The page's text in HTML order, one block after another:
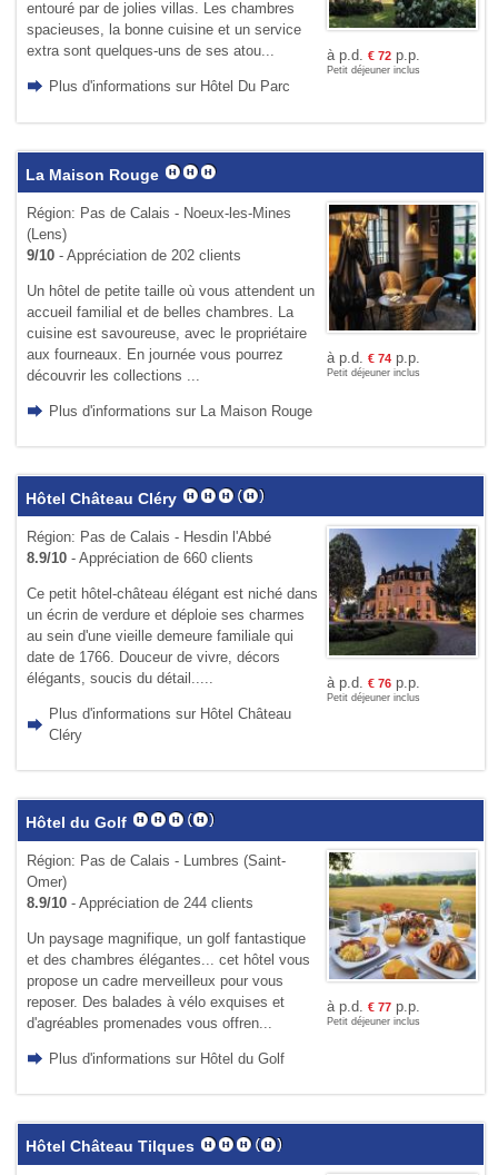
entouré par de jolies villas. Les cham­bres
spacieuses, la bonne cuisine et un service
extra sont quelques-uns de ses atou...
Plus d'informations sur Hôtel Du Parc
à p.d. € 72p.p.
Petit déjeuner inclus
La Maison Rouge
Région: Pas de Calais - Noeux-les-Mines
(Lens)
9/10- Appréciation de 202 clients
Un hôtel de petite taille où vous attendent un
accueil familial et de belles chambres. La
cuisine est savoureuse, avec le propriétaire
aux fourneaux. En journée vous pourrez
découvrir les collections ...
Plus d'informations sur La Maison Rouge
à p.d. € 74p.p.
Petit déjeuner inclus
Hôtel Château Cléry
Région: Pas de Calais - Hesdin l'Abbé
8.9/10- Appréciation de 660 clients
Ce petit hôtel-château élégant est niché dans
un écrin de verdure et déploie ses charmes
au sein d'une vieille demeure familiale qui
date de 1766. Douceur de vivre, décors
élégants, soucis du détail.....
Plus d'informations sur Hôtel Château
Cléry
à p.d. € 76p.p.
Petit déjeuner inclus
Hôtel du Golf
Région: Pas de Calais - Lumbres (Saint-
Omer)
8.9/10- Appréciation de 244 clients
Un paysage magnifique, un golf fantastique
et des chambres élégantes... cet hôtel vous
propose un cadre merveilleux pour vous
reposer. Des balades à vélo exquises et
d'agréables promenades vous offren...
Plus d'informations sur Hôtel du Golf
à p.d. € 77p.p.
Petit déjeuner inclus
Hôtel Château Tilques